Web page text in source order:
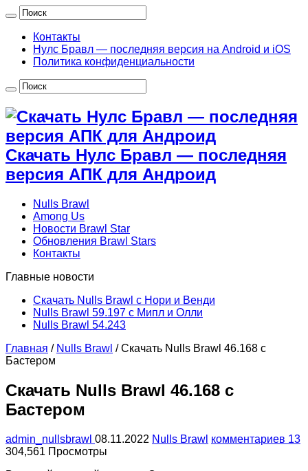
Контакты
Нулс Бравл — последняя версия на Android и iOS
Политика конфиденциальности
Скачать Нулс Бравл — последняя
версия АПК для Андроид
Nulls Brawl
Among Us
Новости Brawl Star
Обновления Brawl Stars
Контакты
Главные новости
Скачать Nulls Brawl с Нори и Венди
Nulls Brawl 59.197 с Мипл и Олли
Nulls Brawl 54.243
Главная / Nulls Brawl / Скачать Nulls Brawl 46.168 с
Бастером
Скачать Nulls Brawl 46.168 с
Бастером
admin_nullsbrawl 08.11.2022 Nulls Brawl комментариев 13
304,561 Просмотры